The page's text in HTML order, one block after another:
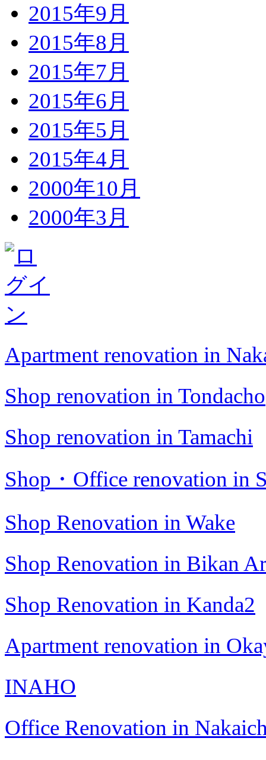
2015年9月
2015年8月
2015年7月
2015年6月
2015年5月
2015年4月
2000年10月
2000年3月
Apartment renovation in
Shop renovation in Tondacho
Shop renovation in Tamachi
Shop・Office renovation in
Shop Renovation in Wake
Shop Renovation in Bikan
Shop Renovation in Kanda2
Apartment renovation in
INAHO
Office Renovation in